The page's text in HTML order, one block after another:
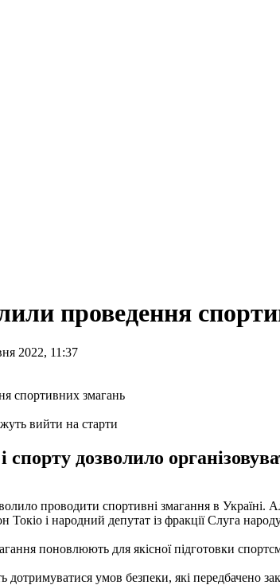
проведення
2022, 11:37
вийти на старти
спорту дозволило
проводити спортивні змагання в
Токіо і народний депутат із фракції Слуга
поновлюють для якісної підготовки
дотримуватися умов безпеки, які передбачено